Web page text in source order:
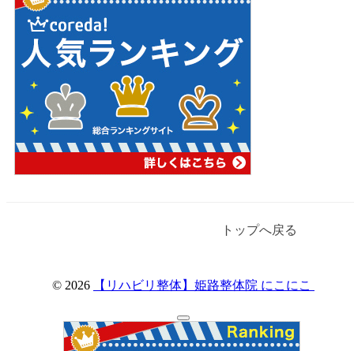
トップへ戻る
© 2026 【リハビリ整体】姫路整体院 にこにこ